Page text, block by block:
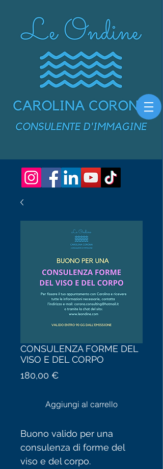
CONSULENZA FORME DEL
VISO E DEL CORPO
180,00 €Prezzo
Aggiungi al carrello
Buono valido per una
consulenza di forme del
viso e del corpo.